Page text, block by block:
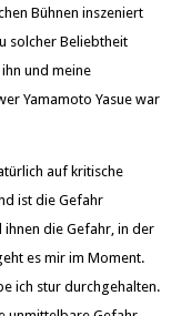
Bühnen inszeniert
solcher Beliebtheit
und meine
Yamamoto Yasue war
auf kritische
ist die Gefahr
ihnen die Gefahr, in der
es mir im Moment.
ich stur durchgehalten.